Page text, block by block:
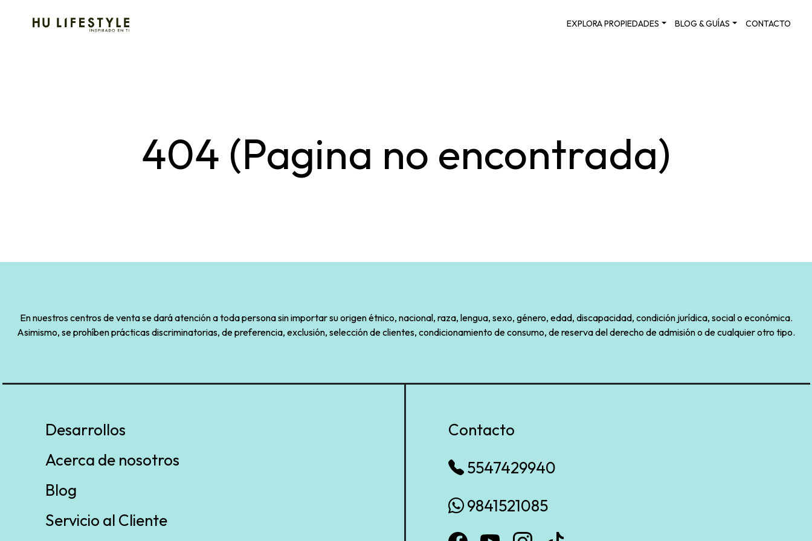
EXPLORA PROPIEDADES BLOG & GUÍAS CONTACTO
404 (Pagina no encontrada)
En nuestros centros de venta se dará atención a toda persona sin importar su origen étnico, nacional, raza, lengua, sexo, género, edad, discapacidad, condición jurídica, social o económica.
Asimismo, se prohíben prácticas discriminatorias, de preferencia, exclusión, selección de clientes, condicionamiento de consumo, de reserva del derecho de admisión o de cualquier otro tipo.
Desarrollos
Acerca de nosotros
Blog
Servicio al Cliente
Contacto
5547429940
9841521085